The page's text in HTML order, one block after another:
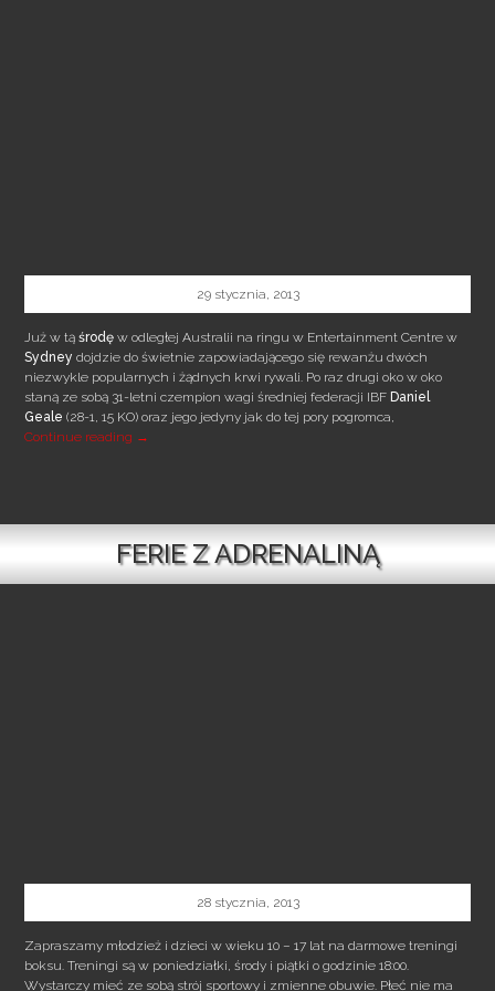
29 stycznia, 2013
Już w tąśrodę w odległej Australii na ringu w Entertainment Centre w
Sydney dojdzie do świetnie zapowiadającego się rewanżu dwóch
niezwykle popularnych i żądnych krwi rywali. Po raz drugi oko w oko
staną ze sobą 31-letni czempion wagi średniej federacji IBFDaniel
Geale (28-1, 15 KO) oraz jego jedyny jak do tej pory pogromca,
Continue reading
W ŚRODĘ BITWA O AUSTRALIĘ!!
→
FERIE Z ADRENALINĄ
28 stycznia, 2013
Zapraszamy młodzież i dzieci w wieku 10 – 17 lat na darmowe treningi
boksu. Treningi są w poniedziałki, środy i piątki o godzinie 18:00.
Wystarczy mieć ze sobą strój sportowy i zmienne obuwie. Płeć nie ma